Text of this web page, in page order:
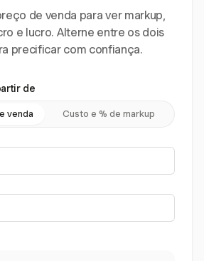
de venda para ver markup,
e lucro. Alterne entre os dois
precificar com confiança.
de
venda Custo e % de markup